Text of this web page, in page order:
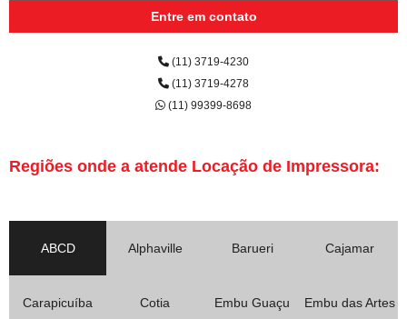
Entre em contato
(11) 3719-4230
(11) 3719-4278
(11) 99399-8698
Regiões onde a atende Locação de Impressora:
ABCD Alphaville Barueri Cajamar
Carapicuíba Cotia Embu Guaçu Embu das Artes